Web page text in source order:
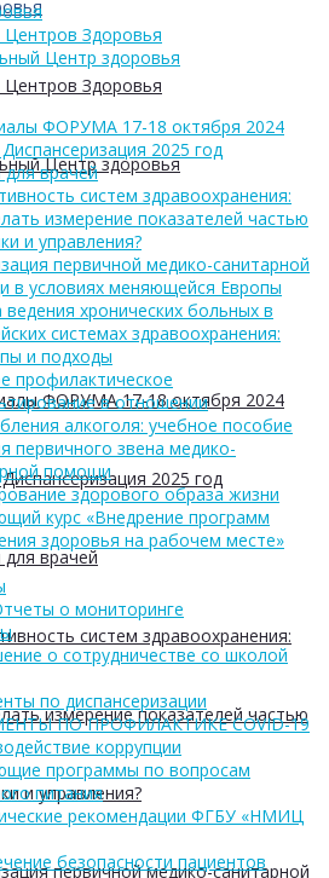
Центров Здоровья
Центр здоровья
ФОРУМА 17-18 октября 2024
2025 год
для врачей
систем здравоохранения:
измерение показателей частью
и управления?
первичной медико-санитарной
Центров Здоровья
Центр здоровья
ФОРУМА 17-18 октября 2024
2025 год
для врачей
систем здравоохранения:
измерение показателей частью
и управления?
первичной медико-санитарной
в условиях меняющейся Европы
ведения хронических больных в
системах здравоохранения:
и подходы
профилактическое
в отношении
алкоголя: учебное пособие
первичного звена медико-
помощи
здорового образа жизни
курс «Внедрение программ
здоровья на рабочем месте»
о мониторинге
о сотрудничестве со школой
по диспансеризации
ПО ПРОФИЛАКТИКЕ COVID-19
коррупции
программы по вопросам
питания
рекомендации ФГБУ «НМИЦ
безопасности пациентов